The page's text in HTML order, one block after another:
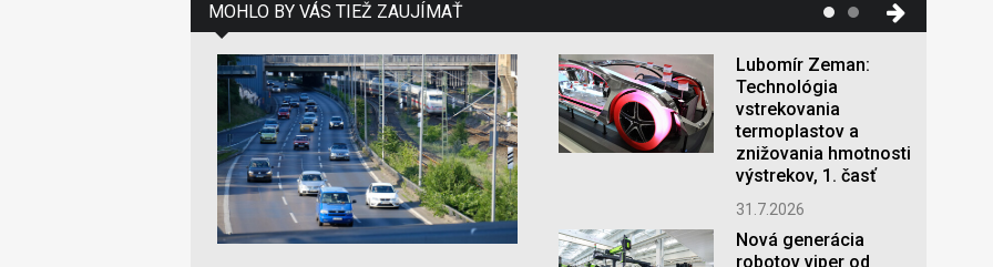
MOHLO BY VÁS TIEŽ ZAUJÍMAŤ
Lubomír Zeman:
Technológia
vstrekovania
termoplastov a
znižovania hmotnosti
výstrekov, 1. časť
31.7.2026
Nová generácia
robotov viper od